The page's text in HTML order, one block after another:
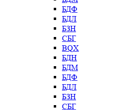
БДФ
БДЛ
БЗН
СБГ
BQX
БДН
БДМ
БДФ
БДЛ
БЗН
СБГ